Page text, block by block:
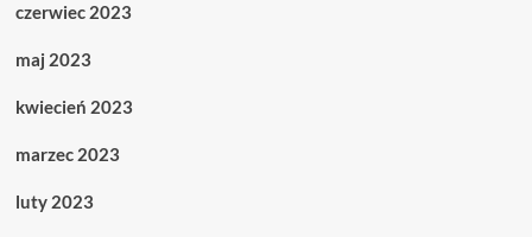
czerwiec 2023
maj 2023
kwiecień 2023
marzec 2023
luty 2023